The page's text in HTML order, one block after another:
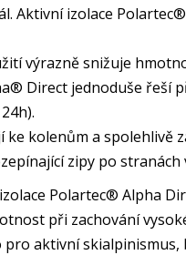
Aktivní izolace
výrazně snižuje
Direct jednoduše řeší
ke kolenům a spolehlivě
zipy po
Polartec® Alpha
při zachování
pro aktivní